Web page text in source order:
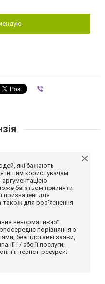
які бажають
іншим користувачам
багатьом прийняти
призначені для
також для роз'яснення
ненормативної
порівняння з
безпідставні заяви,
і / або її послуги;
інтернет-ресурси;